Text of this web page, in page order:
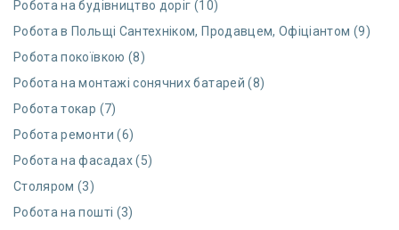
Робота на будівництво доріг (10)
Робота в Польщі Сантехніком, Продавцем, Офіціантом (9)
Робота покоївкою (8)
Робота на монтажі сонячних батарей (8)
Робота токар (7)
Робота ремонти (6)
Робота на фасадах (5)
Столяром (3)
Робота на пошті (3)